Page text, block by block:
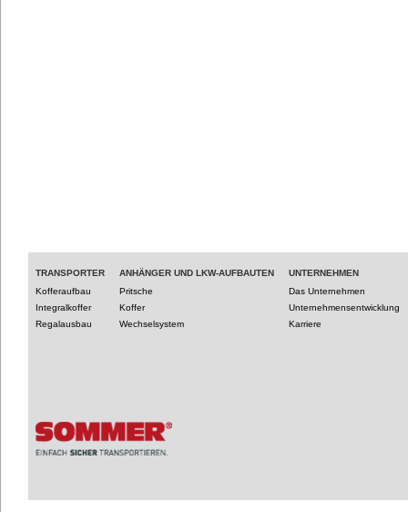
TRANSPORTER
Kofferaufbau
Integralkoffer
Regalausbau
ANHÄNGER UND LKW-AUFBAUTEN
Pritsche
Koffer
Wechselsystem
UNTERNEHMEN
Das Unternehmen
Unternehmensentwicklung
Karriere